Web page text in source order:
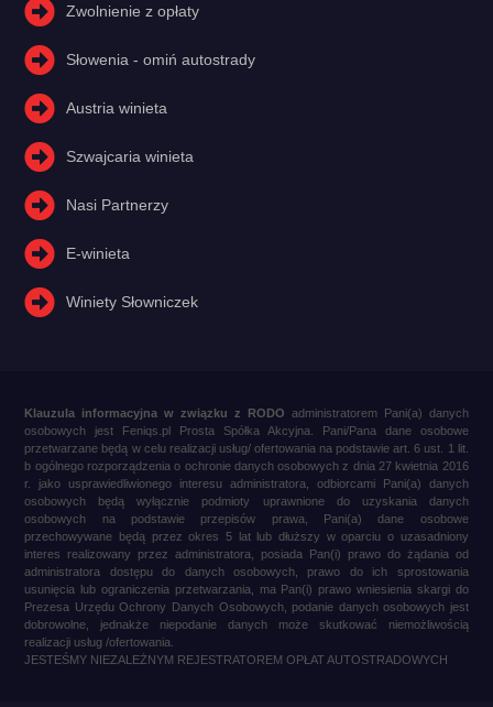
Zwolnienie z opłaty
Słowenia - omiń autostrady
Austria winieta
Szwajcaria winieta
Nasi Partnerzy
E-winieta
Winiety Słowniczek
Klauzula informacyjna w związku z RODO administratorem Pani(a) danych
osobowych jest Feniqs.pl Prosta Spółka Akcyjna. Pani/Pana dane osobowe
przetwarzane będą w celu realizacji usług/ ofertowania na podstawie art. 6 ust. 1 lit.
b ogólnego rozporządzenia o ochronie danych osobowych z dnia 27 kwietnia 2016
r. jako usprawiedliwionego interesu administratora, odbiorcami Pani(a) danych
osobowych będą wyłącznie podmioty uprawnione do uzyskania danych
osobowych na podstawie przepisów prawa, Pani(a) dane osobowe
przechowywane będą przez okres 5 lat lub dłuższy w oparciu o uzasadniony
interes realizowany przez administratora, posiada Pan(i) prawo do żądania od
administratora dostępu do danych osobowych, prawo do ich sprostowania
usunięcia lub ograniczenia przetwarzania, ma Pan(i) prawo wniesienia skargi do
Prezesa Urzędu Ochrony Danych Osobowych, podanie danych osobowych jest
dobrowolne, jednakże niepodanie danych może skutkować niemożliwością
realizacji usług /ofertowania.
JESTEŚMY NIEZALEŻNYM REJESTRATOREM OPŁAT AUTOSTRADOWYCH